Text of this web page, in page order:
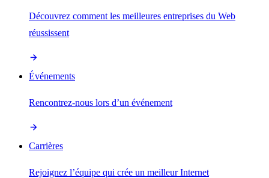
Découvrez comment les meilleures entreprises du Web
réussissent
Événements
Rencontrez-nous lors d’un événement
Carrières
Rejoignez l’équipe qui crée un meilleur Internet